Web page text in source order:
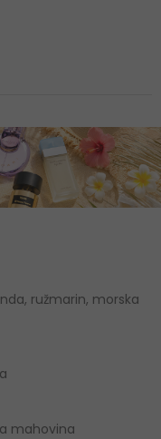
ružmarin, morska
mahovina